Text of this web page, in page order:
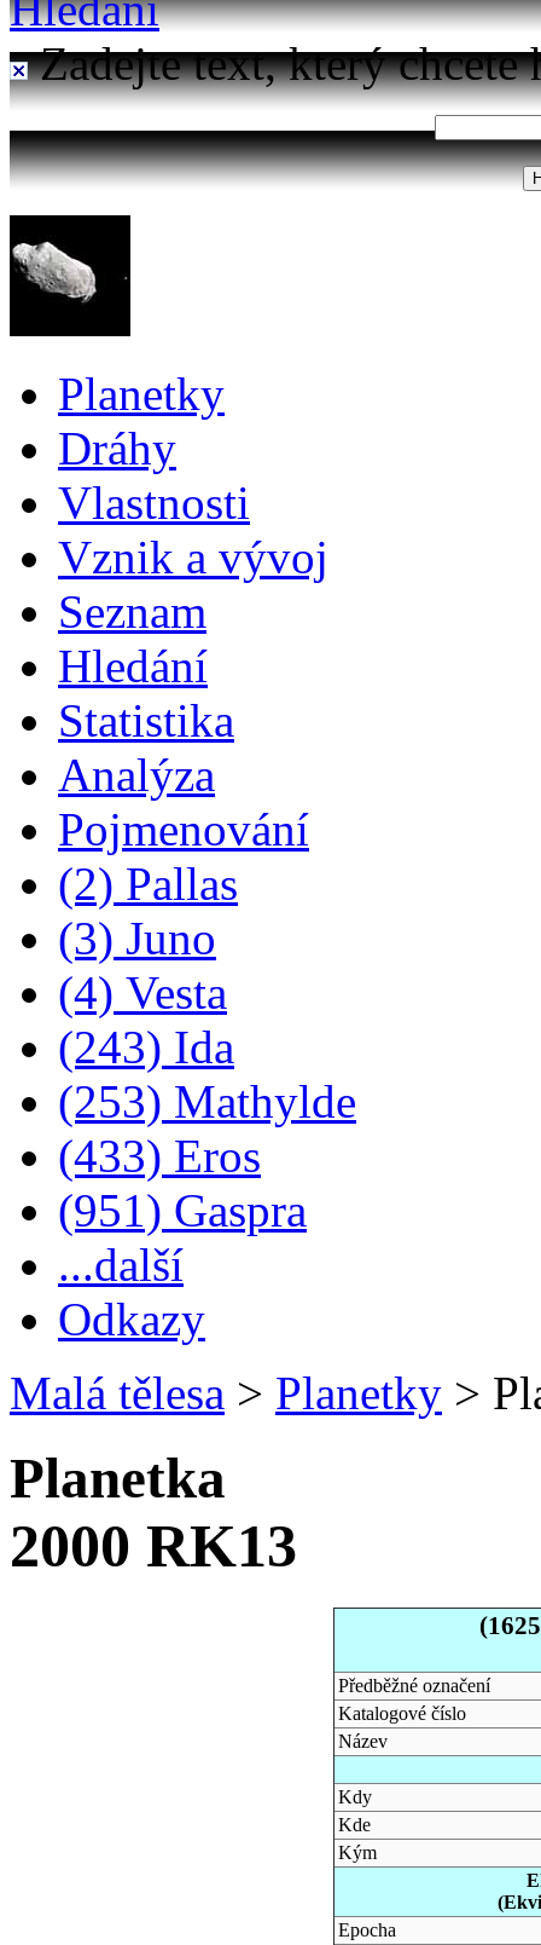
Zadejte text, který chcete
Planetky
Dráhy
Vlastnosti
Vznik a vývoj
Seznam
Hledání
Statistika
Analýza
Pojmenování
(2) Pallas
(3) Juno
(4) Vesta
(243) Ida
(253) Mathylde
(433) Eros
(951) Gaspra
...další
Odkazy
Malá tělesa > Planetky >
Planetka
2000 RK13
Předběžné označení
Katalogové číslo
Název
Kdy
Kde
Kým
Epocha